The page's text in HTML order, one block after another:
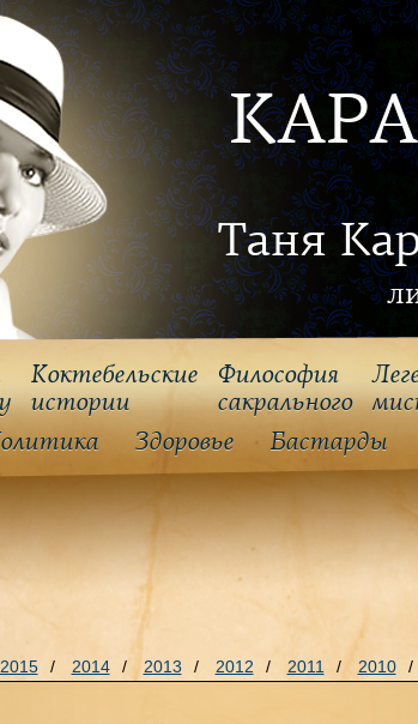
Таня
Коктебельские
истории
Философия
cакрального
Здоровье Бастарды
2015 / 2014 / 2013 / 2012 / 2011 / 2010 /